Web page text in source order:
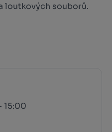
loutkových souborů.
15:00